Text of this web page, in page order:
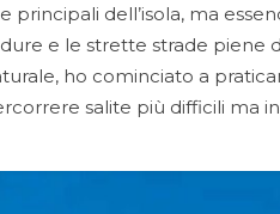
principali dell’isola, ma
e le strette strade piene
ho cominciato a
salite più difficili ma